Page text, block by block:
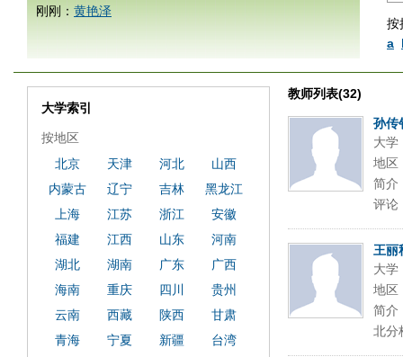
按
a
刚刚： 黄艳泽
教师列表(32)
孙传
大学
地区
简介
评论
王丽
大学
地区
简介
北分
大学索引
按地区
北京
天津 河北
山西
内蒙古
辽宁 吉林
黑龙江
上海
江苏 浙江
安徽
福建
江西 山东
河南
湖北
湖南 广东
广西
海南
重庆 四川
贵州
云南
西藏 陕西
甘肃
青海
宁夏 新疆
台湾